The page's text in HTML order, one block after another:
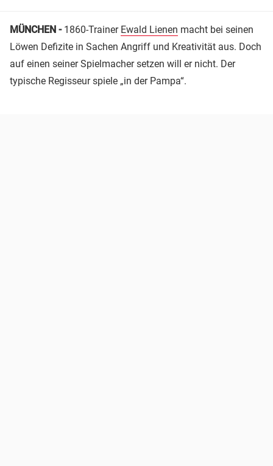
MÜNCHEN - 1860-Trainer Ewald Lienen macht bei seinen
Löwen Defizite in Sachen Angriff und Kreativität aus. Doch
auf einen seiner Spielmacher setzen will er nicht. Der
typische Regisseur spiele „in der Pampa“.